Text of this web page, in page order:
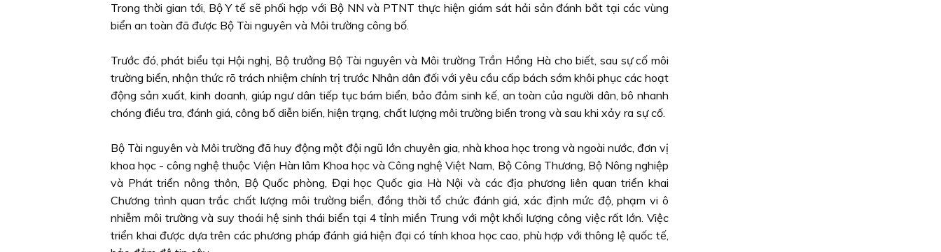
Trong thời gian tới, Bộ Y tế sẽ phối hợp với Bộ NN và PTNT thực hiện giám sát hải sản đánh bắt tại các vùng
biển an toàn đã được Bộ Tài nguyên và Môi trường công bố.
Trước đó, phát biểu tại Hội nghị, Bộ trưởng Bộ Tài nguyên và Môi trường Trần Hồng Hà cho biết, sau sự cố môi
trường biển, nhận thức rõ trách nhiệm chính trị trước Nhân dân đối với yêu cầu cấp bách sớm khôi phục các hoạt
động sản xuất, kinh doanh, giúp ngư dân tiếp tục bám biển, bảo đảm sinh kế, an toàn của người dân, bô nhanh
chóng điều tra, đánh giá, công bố diễn biến, hiện trạng, chất lượng môi trường biển trong và sau khi xảy ra sự cố.
Bộ Tài nguyên và Môi trường đã huy động một đội ngũ lớn chuyên gia, nhà khoa học trong và ngoài nước, đơn vị
khoa học - công nghệ thuộc Viện Hàn lâm Khoa học và Công nghệ Việt Nam, Bộ Công Thương, Bộ Nông nghiệp
và Phát triển nông thôn, Bộ Quốc phòng, Đại học Quốc gia Hà Nội và các địa phương liên quan triển khai
Chương trình quan trắc chất lượng môi trường biển, đồng thời tổ chức đánh giá, xác định mức độ, phạm vi ô
nhiễm môi trường và suy thoái hệ sinh thái biển tại 4 tỉnh miền Trung với một khối lượng công việc rất lớn. Việc
triển khai được dựa trên các phương pháp đánh giá hiện đại có tính khoa học cao, phù hợp với thông lệ quốc tế,